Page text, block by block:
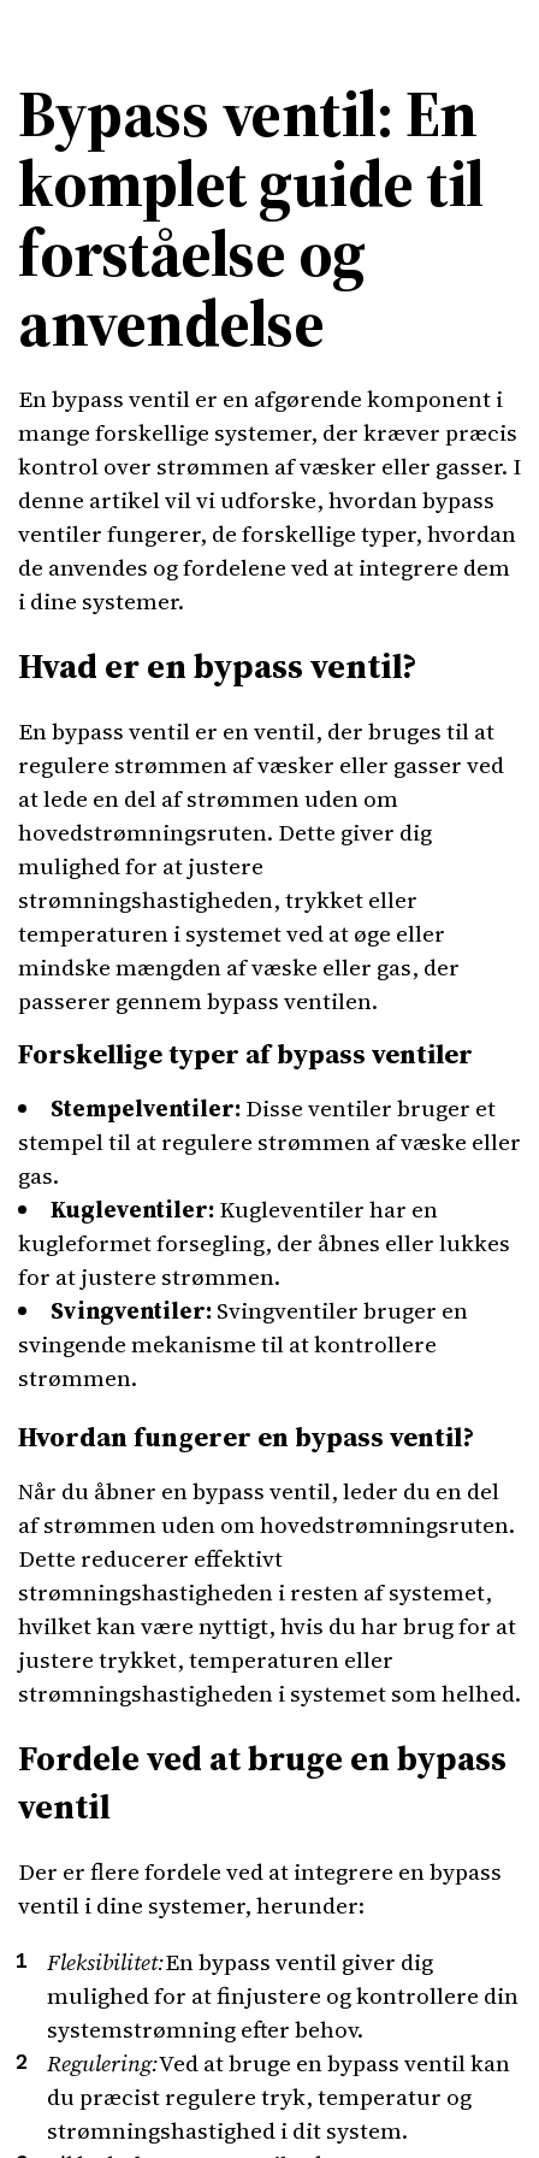
Bypass ventil: En
komplet guide til
forståelse og
anvendelse
En bypass ventil er en afgørende komponent i
mange forskellige systemer, der kræver præcis
kontrol over strømmen af væsker eller gasser. I
denne artikel vil vi udforske, hvordan bypass
ventiler fungerer, de forskellige typer, hvordan
de anvendes og fordelene ved at integrere dem
i dine systemer.
Hvad er en bypass ventil?
En bypass ventil er en ventil, der bruges til at
regulere strømmen af væsker eller gasser ved
at lede en del af strømmen uden om
hovedstrømningsruten. Dette giver dig
mulighed for at justere
strømningshastigheden, trykket eller
temperaturen i systemet ved at øge eller
mindske mængden af væske eller gas, der
passerer gennem bypass ventilen.
Forskellige typer af bypass ventiler
Stempelventiler:Disse ventiler bruger et
stempel til at regulere strømmen af væske eller
gas.
Kugleventiler:Kugleventiler har en
kugleformet forsegling, der åbnes eller lukkes
for at justere strømmen.
Svingventiler:Svingventiler bruger en
svingende mekanisme til at kontrollere
strømmen.
Hvordan fungerer en bypass ventil?
Når du åbner en bypass ventil, leder du en del
af strømmen uden om hovedstrømningsruten.
Dette reducerer effektivt
strømningshastigheden i resten af systemet,
hvilket kan være nyttigt, hvis du har brug for at
justere trykket, temperaturen eller
strømningshastigheden i systemet som helhed.
Fordele ved at bruge en bypass
ventil
Der er flere fordele ved at integrere en bypass
ventil i dine systemer, herunder:
Fleksibilitet:En bypass ventil giver dig
mulighed for at finjustere og kontrollere din
systemstrømning efter behov.
Regulering:Ved at bruge en bypass ventil kan
du præcist regulere tryk, temperatur og
strømningshastighed i dit system.